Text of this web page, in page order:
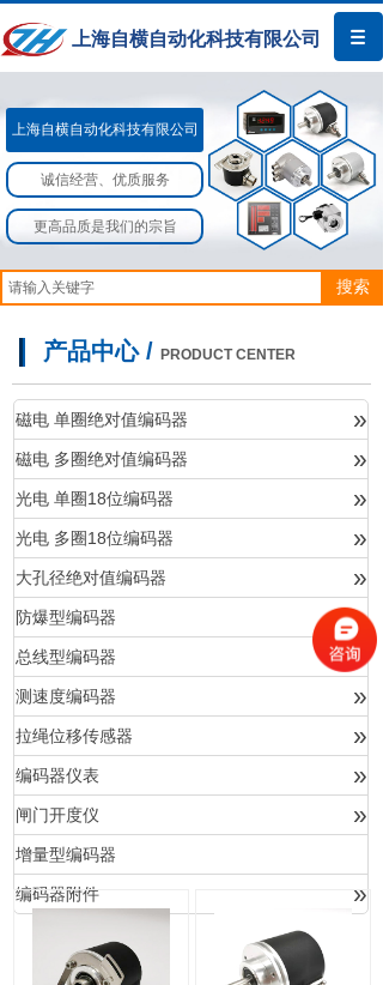
上海自横自动化科技有限公司
上海自横自动化科技有限公司​​
诚信经营、优质服务
更高品质是我们的宗旨
搜索
产品中心 / PRODUCT CENTER
磁电 单圈绝对值编码器 »
磁电 多圈绝对值编码器 »
光电 单圈18位编码器 »
光电 多圈18位编码器 »
大孔径绝对值编码器 »
防爆型编码器 »
总线型编码器 »
测速度编码器 »
拉绳位移传感器 »
编码器仪表 »
闸门开度仪 »
增量型编码器
编码器附件 »
产品中心